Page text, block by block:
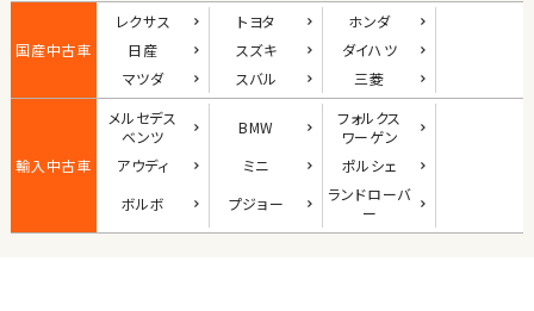
ダイハツ
コペン
2
ロードスター
国産中古車
レクサス トヨタ
ホンダ
日産
スズキ
ダイハツ
マツダ
スバル 三菱
輸入中古車
メルセデス
ベンツ
BMW
フォルクス
ワーゲン
アウディ
ミニ
ポルシェ
ボルボ
プジョー ランドローバ
ー